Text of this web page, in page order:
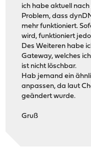
ich habe aktuell
Problem, dass
mehr funktioniert.
wird, funktioniert
Des Weiteren habe
Gateway, welches
ist nicht löschbar.
Hab jemand ein
anpassen, da laut
geändert wurde.
Gruß